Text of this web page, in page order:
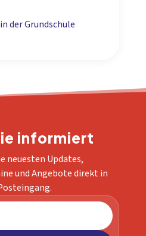
der Grundschule
informiert
neuesten Updates,
und Angebote direkt in